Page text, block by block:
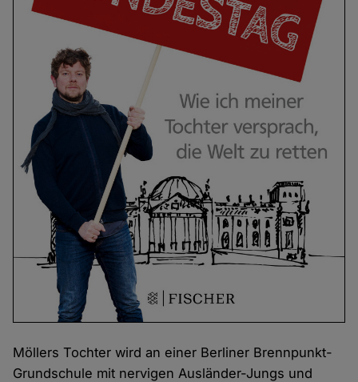
Möllers Tochter wird an einer Berliner Brennpunkt-
Grundschule mit nervigen Ausländer-Jungs und